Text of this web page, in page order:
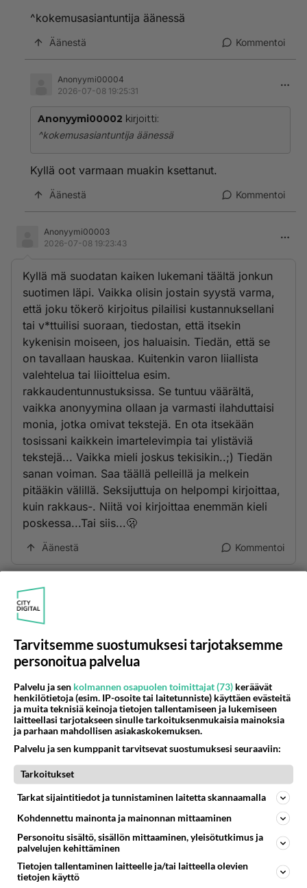
^kokemusasiantuntija äänessä
Äänestä Kommentoi
Anonyymi00004
2026-07-08 19:25:31
Anonyymi00002 kirjoitti:
^kokemusasiantuntija äänessä
Kyllä oot varmaan muakin ksettanut.
Äänestä Kommentoi
Anonyymi00003
2026-07-08 19:23:43
Kyllä mä suodatan kaiken lukemani täältä jonkun
suotimen läpi. Vaikka olisin jostain syystä varma,
että joku tökerö kirjoitus pilailisi kustannuksellani
tai v*ttuilisi suoraan, tiedostan, että itsekin
kykenisin moiseen, jos haluaisin. Tiedän, että se
on tavallaan hauskaa. Kuitenkin varon liiallista
valehtelua tai liioittelua esim.
rakkaudentunnustuksissa. Se tuntuu väärältä,
vaikka anonyymina ollaan ja varmasti ilahduttaisi
monia, jotka omivat tekstejä. En ota itsekään
tosissani kaikkein imartelevimpia tai ylistäviä
tekstejä... Vaikka mieli joskus tekisikin..;) Tiedän
sanan voiman. Saa täällä pelleillä ja melkein
pitääkin välillä. Seksijuttuja on helpompi kirjoittaa,
kuin rakkaus-. Niitä voi kirjoittaa enemmän kieli
poskessa...Tai siis...🫢
Äänestä Kommentoi
Ketjusta on poistettu0sääntöjenvastaista viestiä.
LUETUIMMAT KESKUSTELUT
PÄIVÄ VIIKKO KUUKAUSI
Martinan bisneksillä ei mene hyvin
05.08.2026 05:51
Kotimaiset julkkisjuorut
327
Martina Aitolehti on seurattu julkisuuden henkilö. Lähipiiriin mahtuu muitakin tunnettuja henkilöitä. Tiesitkö, että Ma
05.08.2026 07:23
31
1299
503
Tarvitsemme suostumuksesi tarjotaksemme
personoitua palvelua
Palvelu ja sen kolmannen osapuolen toimittajat (73) keräävät
henkilötietoja (esim. IP-osoite tai laitetunniste) käyttäen evästeitä
ja muita teknisiä keinoja tietojen tallentamiseen ja lukemiseen
laitteellasi tarjotakseen sinulle tarkoituksenmukaisia mainoksia
ja parhaan mahdollisen asiakaskokemuksen.
Palvelu ja sen kumppanit tarvitsevat suostumuksesi seuraaviin:
Tarkoitukset
Tarkat sijaintitiedot ja tunnistaminen laitetta skannaamalla
Kohdennettu mainonta ja mainonnan mittaaminen
Personoitu sisältö, sisällön mittaaminen, yleisötutkimus ja
palvelujen kehittäminen
Tietojen tallentaminen laitteelle ja/tai laitteella olevien
tietojen käyttö